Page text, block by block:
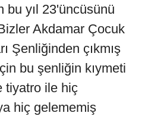
bu yıl 23'üncüsünü
Akdamar Çocuk
Şenliğinden çıkmış
bu şenliğin kıymeti
tiyatro ile hiç
hiç gelememiş